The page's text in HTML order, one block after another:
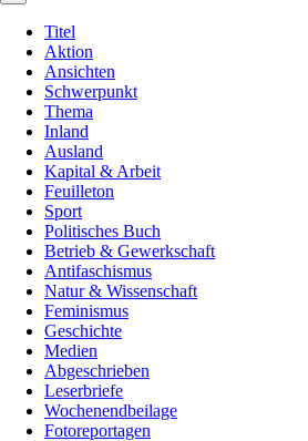
Titel
Aktion
Ansichten
Schwerpunkt
Thema
Inland
Ausland
Kapital & Arbeit
Feuilleton
Sport
Politisches Buch
Betrieb & Gewerkschaft
Antifaschismus
Natur & Wissenschaft
Feminismus
Geschichte
Medien
Abgeschrieben
Leserbriefe
Wochenendbeilage
Fotoreportagen